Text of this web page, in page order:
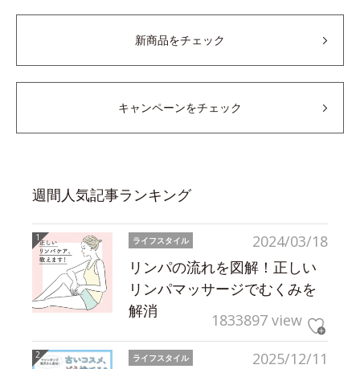
新商品をチェック
キャンペーンをチェック
週間人気記事ランキング
2024/03/18
ライフスタイル
リンパの流れを図解！正しい
リンパマッサージでむくみを
解消
1833897 view
2025/12/11
ライフスタイル